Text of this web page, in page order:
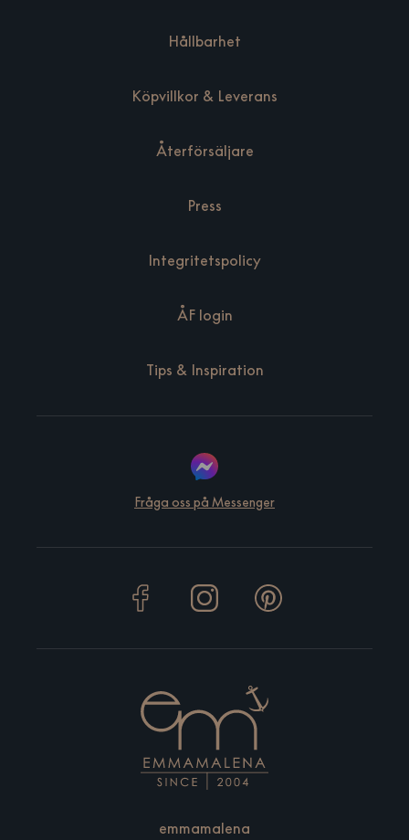
Hållbarhet
Köpvillkor & Leverans
Återförsäljare
Press
Integritetspolicy
ÅF login
Tips & Inspiration
Fråga oss på Messenger
emmamalena